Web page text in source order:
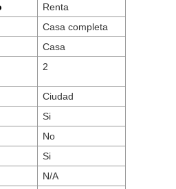
Renta
Casa completa
Casa
2
Ciudad
Si
No
Si
N/A